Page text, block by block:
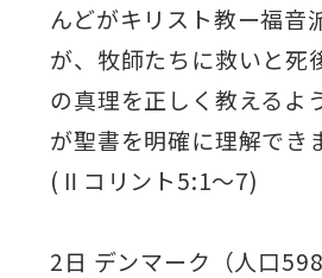
んどがキリスト教ー福音
が、牧師たちに救いと死
の真理を正しく教えるよ
が聖書を明確に理解でき
(Ⅱコリント5:1～7)
2日 デンマーク（人口